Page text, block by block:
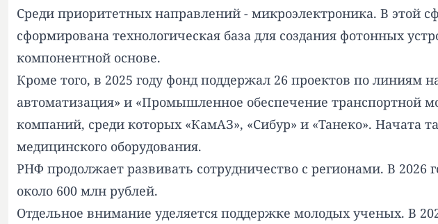
Среди приоритетных направлений - микроэлектроника. В этой
сформирована технологическая база для создания фотонных
компонентной основе.
Кроме того, в 2025 году фонд поддержал 26 проектов по линиям
автоматизация» и «Промышленное обеспечение транспортной
компаний, среди которых «КамАЗ», «Сибур» и «Танеко». Начата
медицинского оборудования.
РНФ продолжает развивать сотрудничество с регионами. В
около 600 млн рублей.
Отдельное внимание уделяется поддержке молодых ученых. В